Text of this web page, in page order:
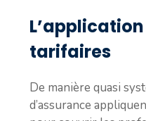
tarifaires
De manière quasi
d’assurance